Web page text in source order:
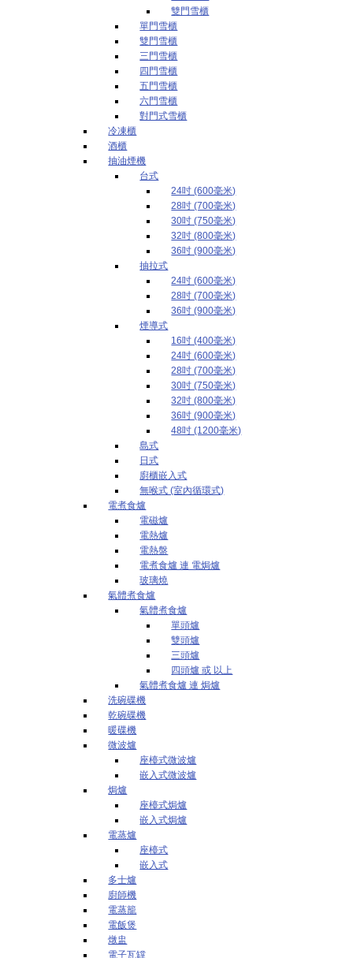
雙門雪櫃
單門雪櫃
雙門雪櫃
三門雪櫃
四門雪櫃
五門雪櫃
六門雪櫃
對門式雪櫃
冷凍櫃
酒櫃
抽油煙機
台式
24吋 (600毫米)
28吋 (700毫米)
30吋 (750毫米)
32吋 (800毫米)
36吋 (900毫米)
抽拉式
24吋 (600毫米)
28吋 (700毫米)
36吋 (900毫米)
煙導式
16吋 (400毫米)
24吋 (600毫米)
28吋 (700毫米)
30吋 (750毫米)
32吋 (800毫米)
36吋 (900毫米)
48吋 (1200毫米)
島式
日式
廚櫃嵌入式
無喉式 (室內循環式)
電煮食爐
電磁爐
電熱爐
電熱盤
電煮食爐 連 電焗爐
玻璃燒
氣體煮食爐
氣體煮食爐
單頭爐
雙頭爐
三頭爐
四頭爐 或 以上
氣體煮食爐 連 焗爐
洗碗碟機
乾碗碟機
暖碟機
微波爐
座檯式微波爐
嵌入式微波爐
焗爐
座檯式焗爐
嵌入式焗爐
電蒸爐
座檯式
嵌入式
多士爐
廚師機
電蒸籠
電飯煲
燉盅
電子瓦罉